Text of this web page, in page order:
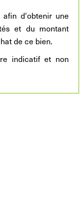
afin d'obtenir une
et du montant
de ce bien.
indicatif et non